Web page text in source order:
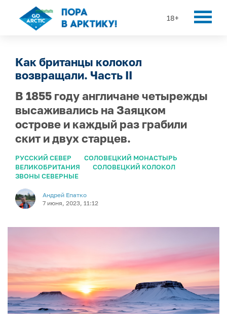
18+
Как британцы колокол
возвращали. Часть II
В 1855 году англичане четырежды
высаживались на Заяцком
острове и каждый раз грабили
скит и двух старцев.
РУССКИЙ СЕВЕР
СОЛОВЕЦКИЙ МОНАСТЫРЬ
ВЕЛИКОБРИТАНИЯ
СОЛОВЕЦКИЙ КОЛОКОЛ
ЗВОНЫ СЕВЕРНЫЕ
Андрей Епатко
7 июня, 2023, 11:12